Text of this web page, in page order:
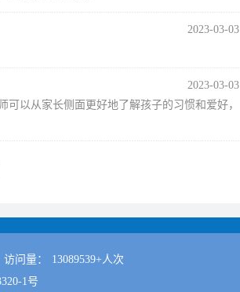
2023-03-03
2023-03-03
以从家长侧面更好地了解孩子的习惯和爱好，
问量：
13089539+人次
1号